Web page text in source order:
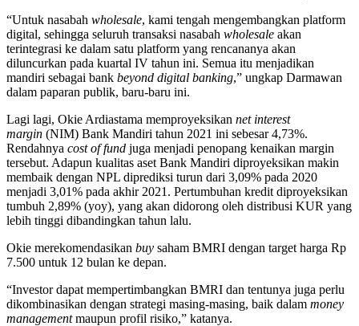
“Untuk nasabah wholesale, kami tengah mengembangkan platform
digital, sehingga seluruh transaksi nasabah wholesale akan
terintegrasi ke dalam satu platform yang rencananya akan
diluncurkan pada kuartal IV tahun ini. Semua itu menjadikan
mandiri sebagai bank beyond digital banking,” ungkap Darmawan
dalam paparan publik, baru-baru ini.
Lagi lagi, Okie Ardiastama memproyeksikan net interest
margin (NIM) Bank Mandiri tahun 2021 ini sebesar 4,73%.
Rendahnya cost of fund juga menjadi penopang kenaikan margin
tersebut. Adapun kualitas aset Bank Mandiri diproyeksikan makin
membaik dengan NPL diprediksi turun dari 3,09% pada 2020
menjadi 3,01% pada akhir 2021. Pertumbuhan kredit diproyeksikan
tumbuh 2,89% (yoy), yang akan didorong oleh distribusi KUR yang
lebih tinggi dibandingkan tahun lalu.
Okie merekomendasikan buy saham BMRI dengan target harga Rp
7.500 untuk 12 bulan ke depan.
“Investor dapat mempertimbangkan BMRI dan tentunya juga perlu
dikombinasikan dengan strategi masing-masing, baik dalam money
managementmaupun profil risiko,” katanya.